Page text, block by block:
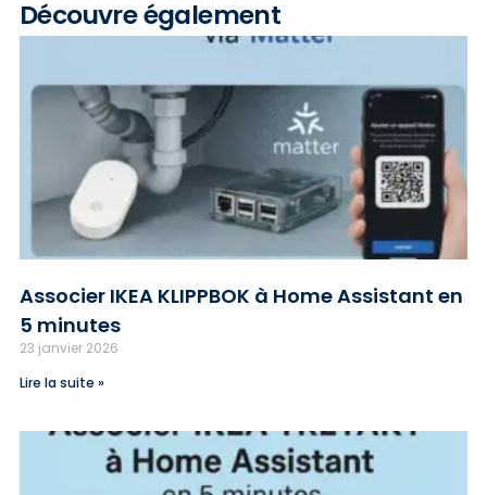
Découvre également
Associer IKEA KLIPPBOK à Home Assistant en
5 minutes
23 janvier 2026
Lire la suite »